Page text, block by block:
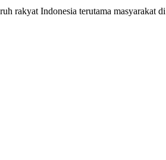
rakyat Indonesia terutama masyarakat